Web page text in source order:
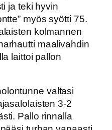
ja teki hyvin
myös syötti 75.
kolmannen
maalivahdin
laittoi pallon
valtasi
3-2
Pallo rinnalla